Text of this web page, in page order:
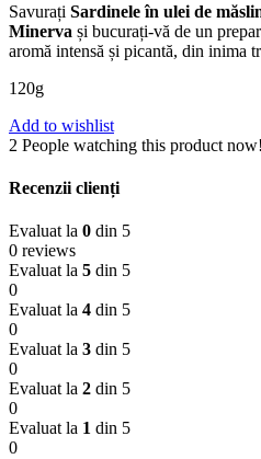
Savurați Sardinele în ulei de
Minerva și bucurați-vă de un
aromă intensă și picantă, din inima
120g
Add to wishlist
2 People watching this product now!
Recenzii clienți
Evaluat la 0 din 5
0 reviews
Evaluat la 5 din 5
0
Evaluat la 4 din 5
0
Evaluat la 3 din 5
0
Evaluat la 2 din 5
0
Evaluat la 1 din 5
0